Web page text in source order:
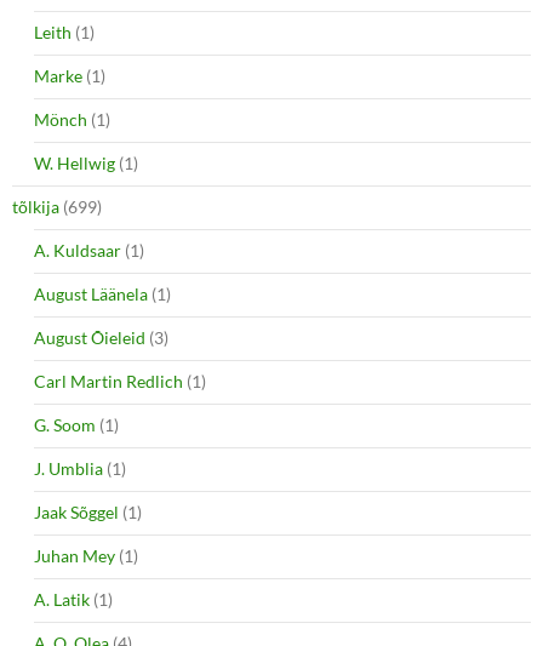
Leith (1)
Marke (1)
Mönch (1)
W. Hellwig (1)
tõlkija (699)
A. Kuldsaar (1)
August Läänela (1)
August Õieleid (3)
Carl Martin Redlich (1)
G. Soom (1)
J. Umblia (1)
Jaak Sõggel (1)
Juhan Mey (1)
A. Latik (1)